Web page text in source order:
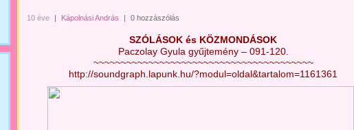
10 éve | Kápolnási András | 0 hozzászólás
SZÓLÁSOK és KÖZMONDÁSOK
Paczolay Gyula gyűjtemény – 091-120.
~~~~~~~~~~~~~~~~~~~~~~~~~~~~~~~~~~~~~~~~
http://soundgraph.lapunk.hu/?modul=oldal&tartalom=1161361